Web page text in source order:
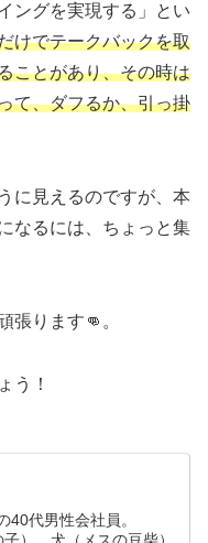
ングを実現する」とい
けでテークバックを取
ことがあり、その時は
て、ダフるか、引っ掛
に見えるのですが、本
なるには、ちょっと集
張ります👊。
う！
40代男性会社員。
）、犬（メスの豆柴）